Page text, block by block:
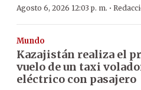
Agosto 6, 2026 12:03 p. m. ·
Mundo
Kazajistán realiza el
vuelo de un taxi
eléctrico con pasajero